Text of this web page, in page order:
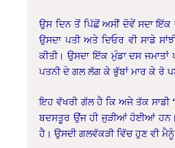
ਉਸ ਦਿਨ ਤੋਂ ਪਿੱਛੋਂ ਅਸੀਂ ਦੋਵੇਂ ਸਦਾ ਇੱਕ
ਉਸਦਾ ਪਤੀ ਅਤੇ ਦਿਓਰ ਵੀ ਸਾਡੇ
ਕੀਤੀ। ਉਸਦਾ ਇੱਕ ਮੁੰਡਾ ਦਸ
ਪਤਨੀ ਦੇ ਗਲ ਲੱਗ ਕੇ ਭੁੱਬਾਂ ਮਾਰ ਕੇ ਰੋ
ਇਹ ਵੱਖਰੀ ਗੱਲ ਹੈ ਕਿ ਅਜੇ ਤੱਕ ਸਾਡੀ
ਬਦਸਤੂਰ ਉਂਜ ਹੀ ਜੁੜੀਆਂ ਹੋਈਆਂ ਹਨ।
ਹੈ। ਉਸਦੀ ਗਲਵੱਕੜੀ ਵਿੱਚ ਹੁਣ ਵੀ